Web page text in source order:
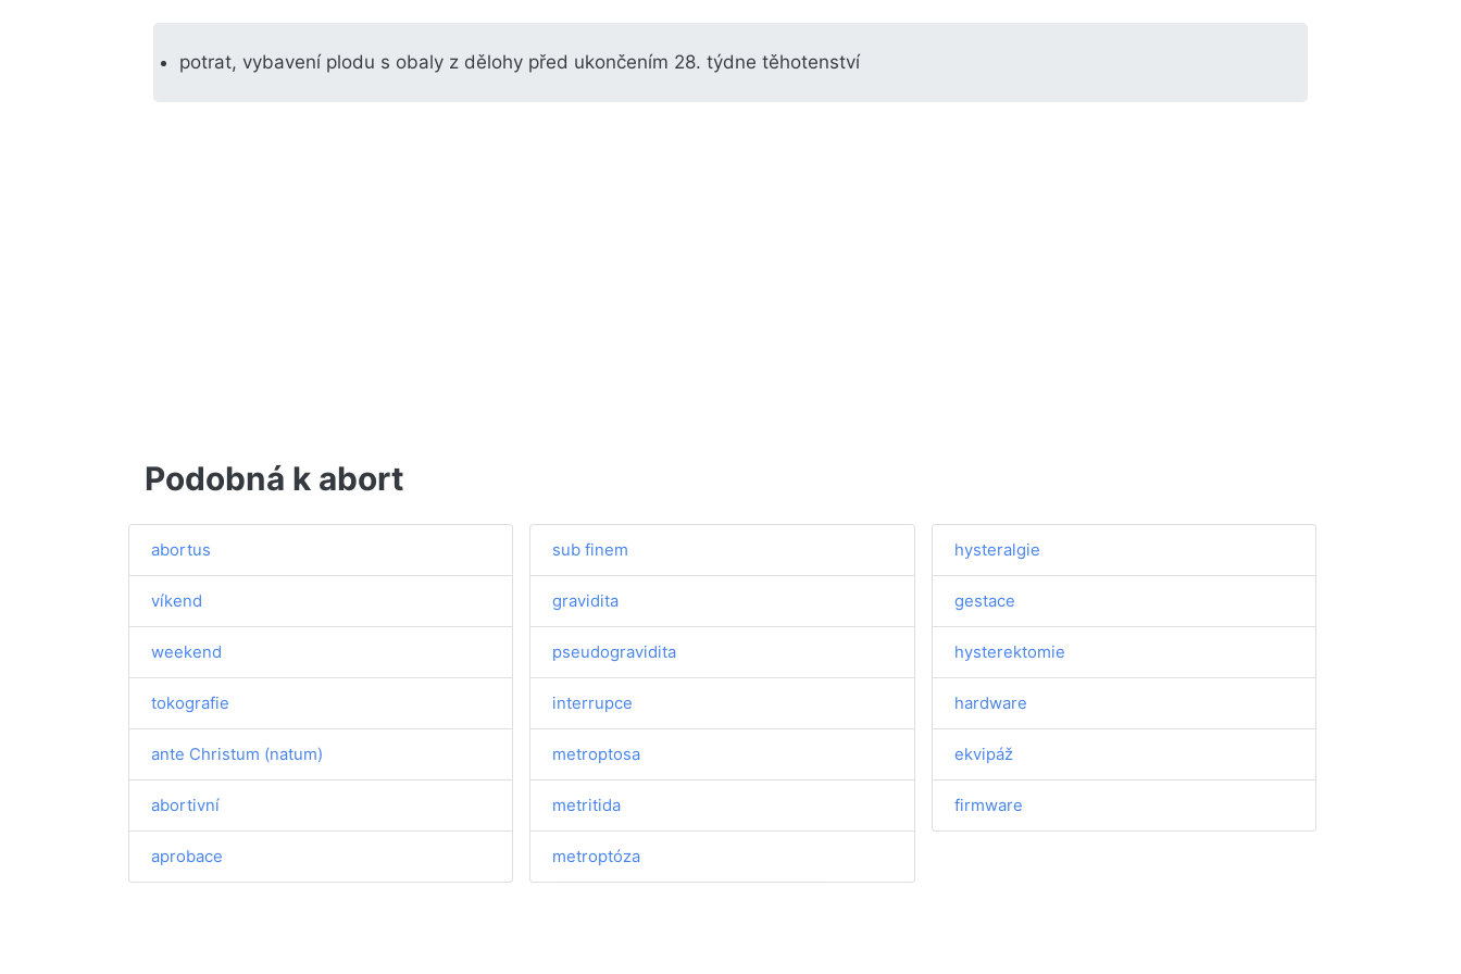
potrat, vybavení plodu s obaly z dělohy před ukončením 28. týdne těhotenství
Podobná k abort
abortus
víkend
weekend
tokografie
ante Christum (natum)
abortivní
aprobace
sub finem
gravidita
pseudogravidita
interrupce
metroptosa
metritida
metroptóza
hysteralgie
gestace
hysterektomie
hardware
ekvipáž
firmware